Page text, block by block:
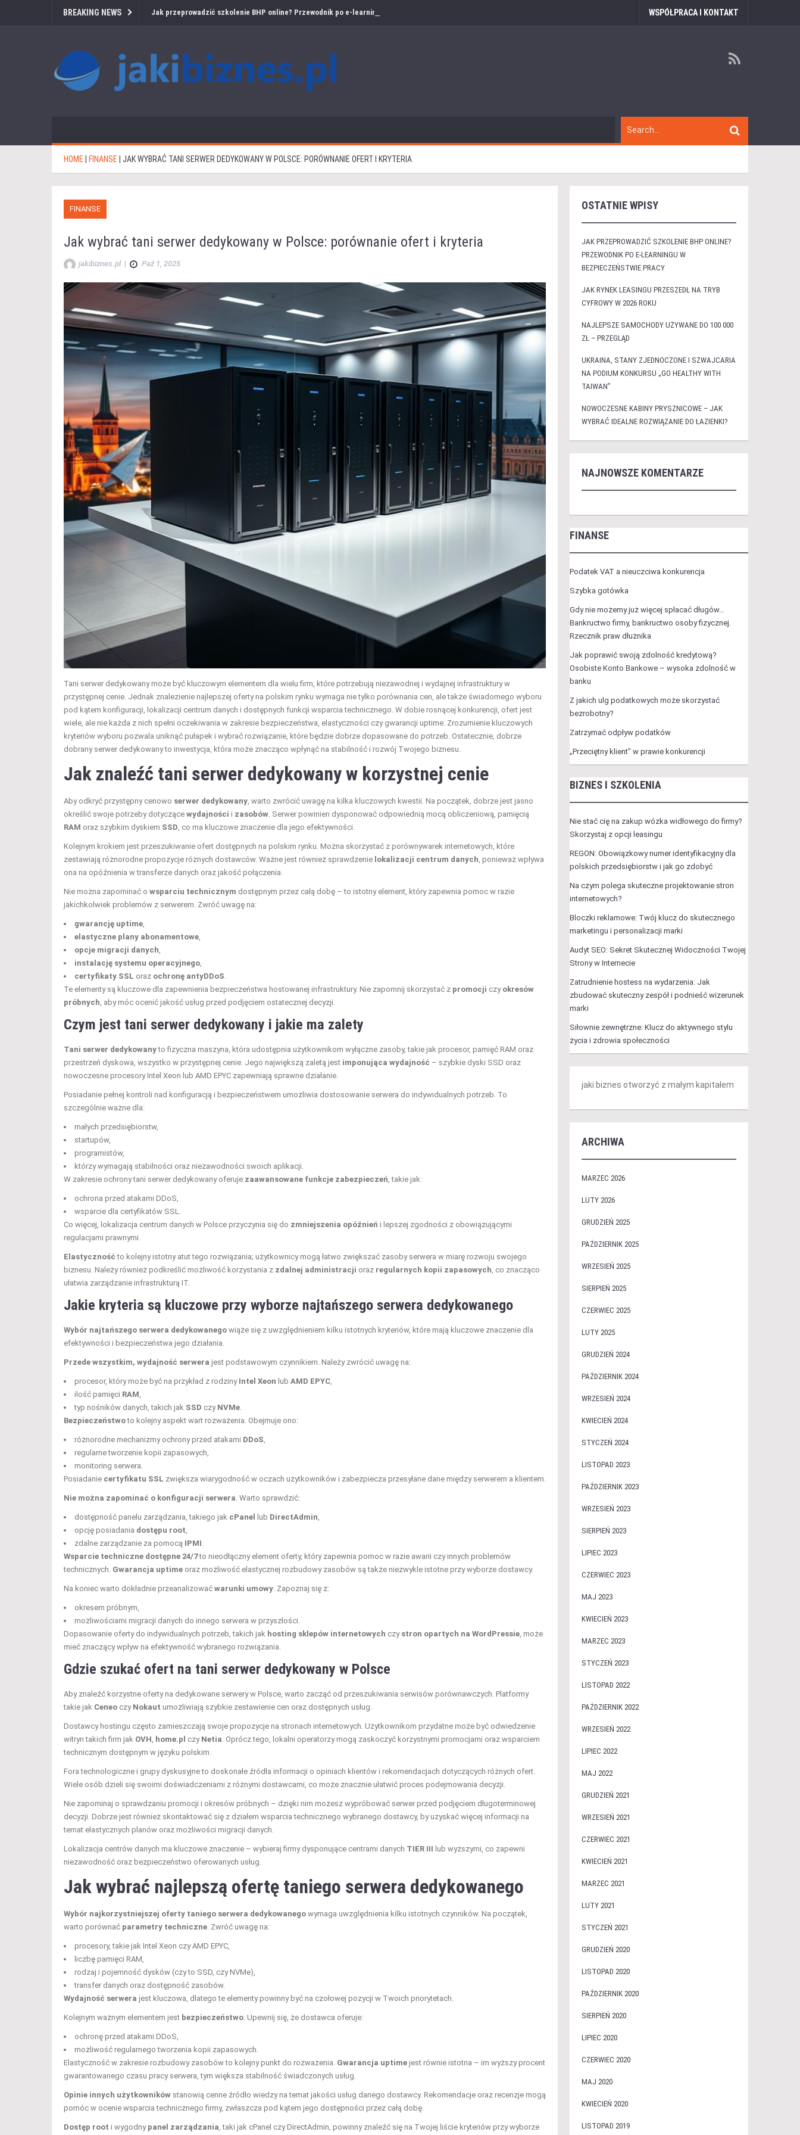
BREAKING NEWS Jak przeprowadzić szkolenie BHP online? Przewodnik po e-learningu w bezpieczeństwie pracy WSPÓŁPRACA I KONTAKT
HOME FINANSE JAK WYBRAĆ TANI SERWER DEDYKOWANY W POLSCE: PORÓWNANIE OFERT I KRYTERIA
FINANSE
Jak wybrać tani serwer dedykowany w Polsce: porównanie ofert i kryteria
jakibiznes.pl | Paź 1, 2025
Tani serwer dedykowany może być kluczowym elementem dla wielu firm, które potrzebują niezawodnej i wydajnej infrastruktury w
przystępnej cenie. Jednak znalezienie najlepszej oferty na polskim rynku wymaga nie tylko porównania cen, ale także świadomego wyboru
pod kątem konfiguracji, lokalizacji centrum danych i dostępnych funkcji wsparcia technicznego. W dobie rosnącej konkurencji, ofert jest
wiele, ale nie każda z nich spełni oczekiwania w zakresie bezpieczeństwa, elastyczności czy gwarancji uptime. Zrozumienie kluczowych
kryteriów wyboru pozwala uniknąć pułapek i wybrać rozwiązanie, które będzie dobrze dopasowane do potrzeb. Ostatecznie, dobrze
dobrany serwer dedykowany to inwestycja, która może znacząco wpłynąć na stabilność i rozwój Twojego biznesu.
Jak znaleźć tani serwer dedykowany w korzystnej cenie
Aby odkryć przystępny cenowo serwer dedykowany , warto zwrócić uwagę na kilka kluczowych kwestii. Na początek, dobrze jest jasno
określić swoje potrzeby dotyczące wydajności i zasobów . Serwer powinien dysponować odpowiednią mocą obliczeniową, pamięcią
RAM oraz szybkim dyskiem SSD , co ma kluczowe znaczenie dla jego efektywności.
Kolejnym krokiem jest przeszukiwanie ofert dostępnych na polskim rynku. Można skorzystać z porównywarek internetowych, które
zestawiają różnorodne propozycje różnych dostawców. Ważne jest również sprawdzenie lokalizacji centrum danych , ponieważ wpływa
ona na opóźnienia w transferze danych oraz jakość połączenia.
Nie można zapominać o wsparciu technicznym dostępnym przez całą dobę – to istotny element, który zapewnia pomoc w razie
jakichkolwiek problemów z serwerem. Zwróć uwagę na:
gwarancję uptime
elastyczne plany abonamentowe
opcje migracji danych
instalację systemu operacyjnego
certyfikaty SSL oraz ochronę antyDDoS
Te elementy są kluczowe dla zapewnienia bezpieczeństwa hostowanej infrastruktury. Nie zapomnij skorzystać z promocji czy okresów
próbnych , aby móc ocenić jakość usług przed podjęciem ostatecznej decyzji.
Czym jest tani serwer dedykowany i jakie ma zalety
Tani serwer dedykowanyto fizyczna maszyna, która udostępnia użytkownikom wyłączne zasoby, takie jak procesor, pamięć RAM oraz
przestrzeń dyskowa, wszystko w przystępnej cenie. Jego największą zaletą jest imponująca wydajność – szybkie dyski SSD oraz
nowoczesne procesory Intel Xeon lub AMD EPYC zapewniają sprawne działanie.
Posiadanie pełnej kontroli nad konfiguracją i bezpieczeństwem umożliwia dostosowanie serwera do indywidualnych potrzeb. To
szczególnie ważne dla:
małych przedsiębiorstw,
startupów,
programistów,
którzy wymagają stabilności oraz niezawodności swoich aplikacji.
W zakresie ochrony tani serwer dedykowany oferuje zaawansowane funkcje zabezpieczeń , takie jak:
ochrona przed atakami DDoS,
wsparcie dla certyfikatów SSL.
Co więcej, lokalizacja centrum danych w Polsce przyczynia się do zmniejszenia opóźnień i lepszej zgodności z obowiązującymi
regulacjami prawnymi.
Elastyczność to kolejny istotny atut tego rozwiązania; użytkownicy mogą łatwo zwiększać zasoby serwera w miarę rozwoju swojego
biznesu. Należy również podkreślić możliwość korzystania z zdalnej administracji oraz regularnych kopii zapasowych , co znacząco
ułatwia zarządzanie infrastrukturą IT.
Jakie kryteria są kluczowe przy wyborze najtańszego serwera dedykowanego
Wybór najtańszego serwera dedykowanego wiąże się z uwzględnieniem kilku istotnych kryteriów, które mają kluczowe znaczenie dla
efektywności i bezpieczeństwa jego działania.
Przede wszystkim, wydajność serwera jest podstawowym czynnikiem. Należy zwrócić uwagę na:
procesor, który może być na przykład z rodziny Intel Xeon lub AMD EPYC
ilość pamięci RAM
typ nośników danych, takich jak SSD czy NVMe
Bezpieczeństwoto kolejny aspekt wart rozważenia. Obejmuje ono:
różnorodne mechanizmy ochrony przed atakami DDoS
regularne tworzenie kopii zapasowych,
monitoring serwera.
Posiadanie certyfikatu SSL zwiększa wiarygodność w oczach użytkowników i zabezpiecza przesyłane dane między serwerem a klientem.
Nie można zapominać o konfiguracji serwera . Warto sprawdzić:
dostępność panelu zarządzania, takiego jak cPanel lub DirectAdmin
opcję posiadania dostępu root
zdalne zarządzanie za pomocą IPMI
Wsparcie techniczne dostępne 24/7to nieodłączny element oferty, który zapewnia pomoc w razie awarii czy innych problemów
technicznych. Gwarancja uptime oraz możliwość elastycznej rozbudowy zasobów są także niezwykle istotne przy wyborze dostawcy.
Na koniec warto dokładnie przeanalizować warunki umowy . Zapoznaj się z:
okresem próbnym,
możliwościami migracji danych do innego serwera w przyszłości.
Dopasowanie oferty do indywidualnych potrzeb, takich jak hosting sklepów internetowych czy stron opartych na WordPressie , może
mieć znaczący wpływ na efektywność wybranego rozwiązania.
Gdzie szukać ofert na tani serwer dedykowany w Polsce
Aby znaleźć korzystne oferty na dedykowane serwery w Polsce, warto zacząć od przeszukiwania serwisów porównawczych. Platformy
takie jak Ceneo czy Nokaut umożliwiają szybkie zestawienie cen oraz dostępnych usług.
Dostawcy hostingu często zamieszczają swoje propozycje na stronach internetowych. Użytkownikom przydatne może być odwiedzenie
witryn takich firm jak OVH home.pl czy Netia . Oprócz tego, lokalni operatorzy mogą zaskoczyć korzystnymi promocjami oraz wsparciem
technicznym dostępnym w języku polskim.
Fora technologiczne i grupy dyskusyjne to doskonałe źródła informacji o opiniach klientów i rekomendacjach dotyczących różnych ofert.
Wiele osób dzieli się swoimi doświadczeniami z różnymi dostawcami, co może znacznie ułatwić proces podejmowania decyzji.
Nie zapominaj o sprawdzaniu promocji i okresów próbnych – dzięki nim możesz wypróbować serwer przed podjęciem długoterminowej
decyzji. Dobrze jest również skontaktować się z działem wsparcia technicznego wybranego dostawcy, by uzyskać więcej informacji na
temat elastycznych planów oraz możliwości migracji danych.
Lokalizacja centrów danych ma kluczowe znaczenie – wybieraj firmy dysponujące centrami danych TIER III lub wyższymi, co zapewni
niezawodność oraz bezpieczeństwo oferowanych usług.
Jak wybrać najlepszą ofertę taniego serwera dedykowanego
Wybór najkorzystniejszej oferty taniego serwera dedykowanego wymaga uwzględnienia kilku istotnych czynników. Na początek,
warto porównać parametry techniczne . Zwróć uwagę na:
procesory, takie jak Intel Xeon czy AMD EPYC,
liczbę pamięci RAM,
rodzaj i pojemność dysków (czy to SSD, czy NVMe),
transfer danych oraz dostępność zasobów.
Wydajność serwera jest kluczowa, dlatego te elementy powinny być na czołowej pozycji w Twoich priorytetach.
Kolejnym ważnym elementem jest bezpieczeństwo . Upewnij się, że dostawca oferuje:
ochronę przed atakami DDoS,
możliwość regularnego tworzenia kopii zapasowych.
Elastyczność w zakresie rozbudowy zasobów to kolejny punkt do rozważenia. Gwarancja uptime jest równie istotna – im wyższy procent
gwarantowanego czasu pracy serwera, tym większa stabilność świadczonych usług.
Opinie innych użytkowników stanowią cenne źródło wiedzy na temat jakości usług danego dostawcy. Rekomendacje oraz recenzje mogą
pomóc w ocenie wsparcia technicznego firmy, zwłaszcza pod kątem jego dostępności przez całą dobę.
Dostęp root i wygodny panel zarządzania , taki jak cPanel czy DirectAdmin, powinny znaleźć się na Twojej liście kryteriów przy wyborze
OSTATNIE WPISY
JAK PRZEPROWADZIĆ SZKOLENIE BHP ONLINE?
PRZEWODNIK PO E-LEARNINGU W
BEZPIECZEŃSTWIE PRACY
JAK RYNEK LEASINGU PRZESZEDŁ NA TRYB
CYFROWY W 2026 ROKU
NAJLEPSZE SAMOCHODY UŻYWANE DO 100 000
ZŁ – PRZEGLĄD
UKRAINA, STANY ZJEDNOCZONE I SZWAJCARIA
NA PODIUM KONKURSU „GO HEALTHY WITH
TAIWAN”
NOWOCZESNE KABINY PRYSZNICOWE – JAK
WYBRAĆ IDEALNE ROZWIĄZANIE DO ŁAZIENKI?
NAJNOWSZE KOMENTARZE
FINANSE
Podatek VAT a nieuczciwa konkurencja
Szybka gotówka
Gdy nie możemy już więcej spłacać długów…
Bankructwo firmy, bankructwo osoby fizycznej.
Rzecznik praw dłużnika
Jak poprawić swoją zdolność kredytową?
Osobiste Konto Bankowe – wysoka zdolność w
banku
Z jakich ulg podatkowych może skorzystać
bezrobotny?
Zatrzymać odpływ podatków
„Przeciętny klient” w prawie konkurencji
BIZNES I SZKOLENIA
Nie stać cię na zakup wózka widłowego do firmy?
Skorzystaj z opcji leasingu
REGON: Obowiązkowy numer identyfikacyjny dla
polskich przedsiębiorstw i jak go zdobyć
Na czym polega skuteczne projektowanie stron
internetowych?
Bloczki reklamowe: Twój klucz do skutecznego
marketingu i personalizacji marki
Audyt SEO: Sekret Skutecznej Widoczności Twojej
Strony w Internecie
Zatrudnienie hostess na wydarzenia: Jak
zbudować skuteczny zespół i podnieść wizerunek
marki
Siłownie zewnętrzne: Klucz do aktywnego stylu
życia i zdrowia społeczności
jaki biznes otworzyć z małym kapitałem
ARCHIWA
MARZEC 2026
LUTY 2026
GRUDZIEŃ 2025
PAŹDZIERNIK 2025
WRZESIEŃ 2025
SIERPIEŃ 2025
CZERWIEC 2025
LUTY 2025
GRUDZIEŃ 2024
PAŹDZIERNIK 2024
WRZESIEŃ 2024
KWIECIEŃ 2024
STYCZEŃ 2024
LISTOPAD 2023
PAŹDZIERNIK 2023
WRZESIEŃ 2023
SIERPIEŃ 2023
LIPIEC 2023
CZERWIEC 2023
MAJ 2023
KWIECIEŃ 2023
MARZEC 2023
STYCZEŃ 2023
LISTOPAD 2022
PAŹDZIERNIK 2022
WRZESIEŃ 2022
LIPIEC 2022
MAJ 2022
GRUDZIEŃ 2021
WRZESIEŃ 2021
CZERWIEC 2021
KWIECIEŃ 2021
MARZEC 2021
LUTY 2021
STYCZEŃ 2021
GRUDZIEŃ 2020
LISTOPAD 2020
PAŹDZIERNIK 2020
SIERPIEŃ 2020
LIPIEC 2020
CZERWIEC 2020
MAJ 2020
KWIECIEŃ 2020
LISTOPAD 2019